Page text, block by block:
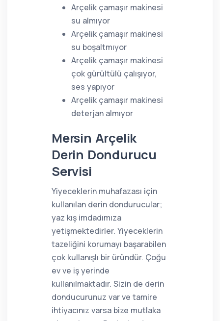
Arçelik çamaşır makinesi
su almıyor
Arçelik çamaşır makinesi
su boşaltmıyor
Arçelik çamaşır makinesi
çok gürültülü çalışıyor,
ses yapıyor
Arçelik çamaşır makinesi
deterjan almıyor
Mersin Arçelik
Derin Dondurucu
Servisi
Yiyeceklerin muhafazası için
kullanılan derin dondurucular;
yaz kış imdadımıza
yetişmektedirler. Yiyeceklerin
tazeliğini korumayı başarabilen
çok kullanışlı bir üründür. Çoğu
ev ve iş yerinde
kullanılmaktadır. Sizin de derin
donducurunuz var ve tamire
ihtiyacınız varsa bize mutlaka